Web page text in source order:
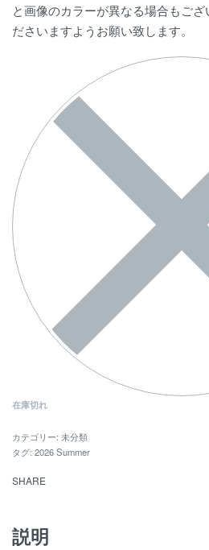
と画像のカラーが異なる場合もご
ださいますようお願い致します。
在庫切れ
カテゴリー: 未分類
タグ: 2026 Summer
SHARE
説明